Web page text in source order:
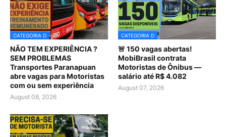
CATEGORIA D
NÃO TEM EXPERIÊNCIA ?
SEM PROBLEMAS
Transportes Paranapuan
abre vagas para Motoristas
com ou sem experiência
August 08, 2026
CATEGORIA D
🚨 150 vagas abertas!
MobiBrasil contrata
Motoristas de Ônibus —
salário até R$ 4.082
August 07, 2026